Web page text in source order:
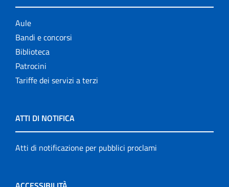
Aule
Bandi e concorsi
Biblioteca
Patrocini
Tariffe dei servizi a terzi
ATTI DI NOTIFICA
Atti di notificazione per pubblici proclami